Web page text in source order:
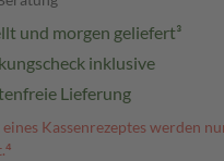
und morgen geliefert³
inklusive
Lieferung
Kassenrezeptes werden